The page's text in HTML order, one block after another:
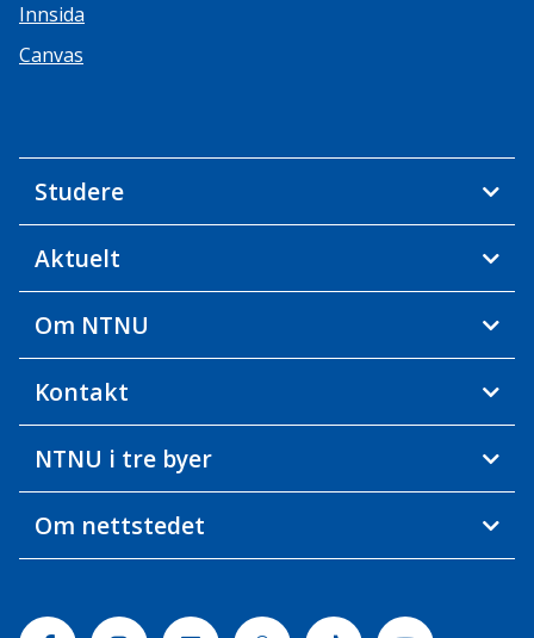
Innsida
Canvas
Studere
Aktuelt
Om NTNU
Kontakt
NTNU i tre byer
Om nettstedet